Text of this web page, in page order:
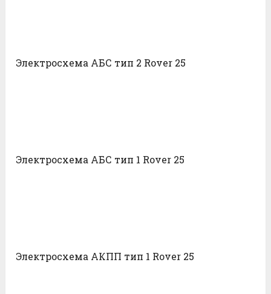
Электросхема АБС тип 2 Rover 25
Электросхема АБС тип 1 Rover 25
Электросхема АКПП тип 1 Rover 25